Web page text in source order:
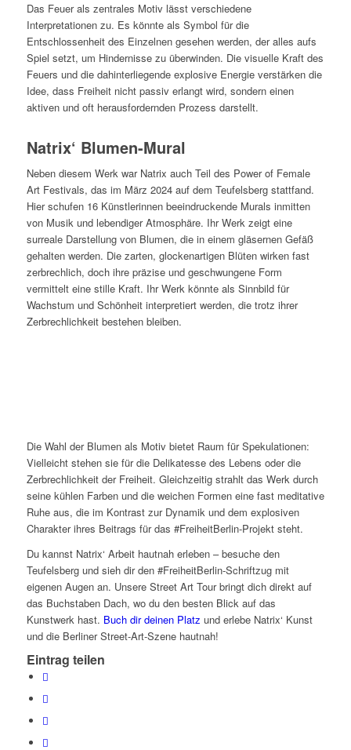
Das Feuer als zentrales Motiv lässt verschiedene
Interpretationen zu. Es könnte als Symbol für die
Entschlossenheit des Einzelnen gesehen werden, der alles aufs
Spiel setzt, um Hindernisse zu überwinden. Die visuelle Kraft des
Feuers und die dahinterliegende explosive Energie verstärken die
Idee, dass Freiheit nicht passiv erlangt wird, sondern einen
aktiven und oft herausfordernden Prozess darstellt.
Natrix‘ Blumen-Mural
Neben diesem Werk war Natrix auch Teil des Power of Female
Art Festivals, das im März 2024 auf dem Teufelsberg stattfand.
Hier schufen 16 Künstlerinnen beeindruckende Murals inmitten
von Musik und lebendiger Atmosphäre. Ihr Werk zeigt eine
surreale Darstellung von Blumen, die in einem gläsernen Gefäß
gehalten werden. Die zarten, glockenartigen Blüten wirken fast
zerbrechlich, doch ihre präzise und geschwungene Form
vermittelt eine stille Kraft. Ihr Werk könnte als Sinnbild für
Wachstum und Schönheit interpretiert werden, die trotz ihrer
Zerbrechlichkeit bestehen bleiben.
Die Wahl der Blumen als Motiv bietet Raum für Spekulationen:
Vielleicht stehen sie für die Delikatesse des Lebens oder die
Zerbrechlichkeit der Freiheit. Gleichzeitig strahlt das Werk durch
seine kühlen Farben und die weichen Formen eine fast meditative
Ruhe aus, die im Kontrast zur Dynamik und dem explosiven
Charakter ihres Beitrags für das #FreiheitBerlin-Projekt steht.
Du kannst Natrix‘ Arbeit hautnah erleben – besuche den
Teufelsberg und sieh dir den #FreiheitBerlin-Schriftzug mit
eigenen Augen an. Unsere Street Art Tour bringt dich direkt auf
das Buchstaben Dach, wo du den besten Blick auf das
Kunstwerk hast. Buch dir deinen Platz und erlebe Natrix‘ Kunst
und die Berliner Street-Art-Szene hautnah!
Eintrag teilen